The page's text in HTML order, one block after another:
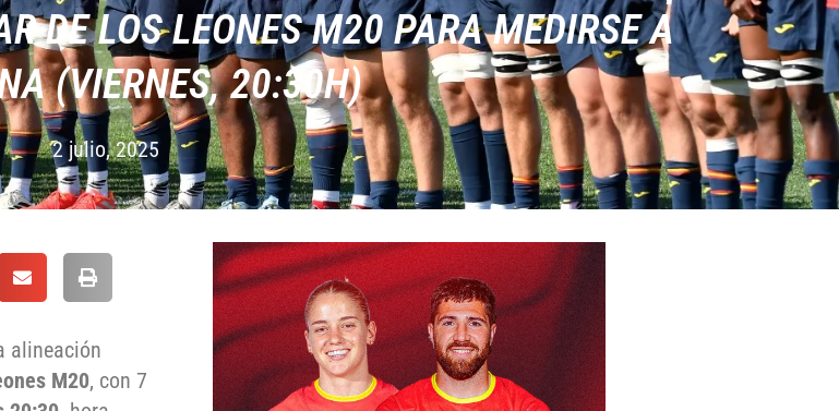
DE LOS LEONES M20 PARA MEDIRSE A
(VIERNES, 20:30H)
2 julio, 2025
alineación
M20, con 7